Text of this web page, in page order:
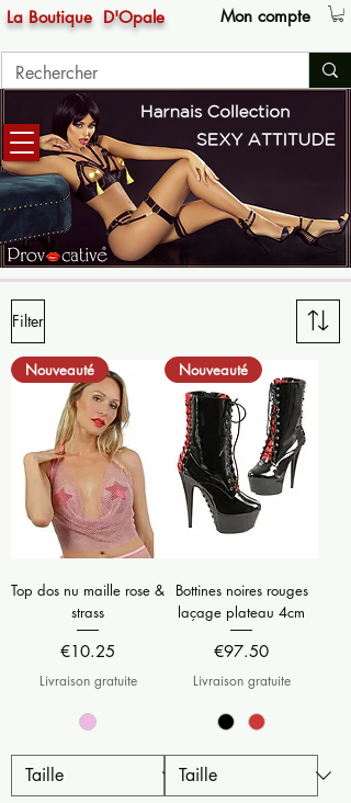
La Boutique D'Opale Mon compte
Filter
Nouveauté
Top dos nu maille rose &
strass
Price
€10.25
Livraison gratuite
Nouveauté
Bottines noires rouges
laçage plateau 4cm
Price
€97.50
Livraison gratuite